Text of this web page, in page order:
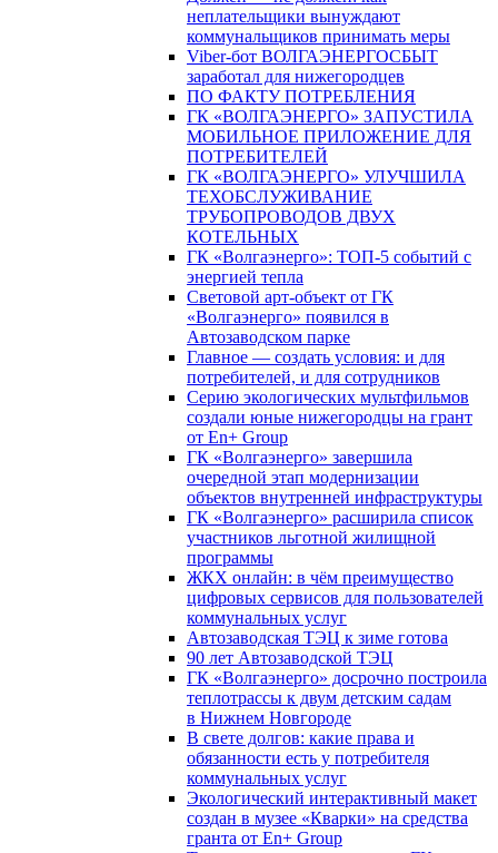
неплательщики вынуждают
коммунальщиков принимать меры
Viber-бот ВОЛГАЭНЕРГОСБЫТ
заработал для нижегородцев
ПО ФАКТУ ПОТРЕБЛЕНИЯ
ГК «ВОЛГАЭНЕРГО» ЗАПУСТИЛА
МОБИЛЬНОЕ ПРИЛОЖЕНИЕ ДЛЯ
ПОТРЕБИТЕЛЕЙ
ГК «ВОЛГАЭНЕРГО» УЛУЧШИЛА
ТЕХОБСЛУЖИВАНИЕ
ТРУБОПРОВОДОВ ДВУХ
КОТЕЛЬНЫХ
ГК «Волгаэнерго»: ТОП-5 событий с
энергией тепла
Световой арт-объект от ГК
«Волгаэнерго» появился в
Автозаводском парке
Главное — создать условия: и для
потребителей, и для сотрудников
Серию экологических мультфильмов
создали юные нижегородцы на грант
от En+ Group
ГК «Волгаэнерго» завершила
очередной этап модернизации
объектов внутренней инфраструктуры
ГК «Волгаэнерго» расширила список
участников льготной жилищной
программы
ЖКХ онлайн: в чём преимущество
цифровых сервисов для пользователей
коммунальных услуг
Автозаводская ТЭЦ к зиме готова
90 лет Автозаводской ТЭЦ
ГК «Волгаэнерго» досрочно построила
теплотрассы к двум детским садам
в Нижнем Новгороде
В свете долгов: какие права и
обязанности есть у потребителя
коммунальных услуг
Экологический интерактивный макет
создан в музее «Кварки» на средства
гранта от En+ Group